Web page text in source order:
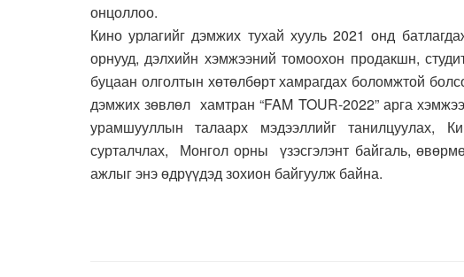
онцоллоо.
Кино урлагийг дэмжих тухай хууль 2021 онд
орнууд, дэлхийн хэмжээний томоохон продакшн,
буцаан олголтын хөтөлбөрт хамрагдах боломжтой
дэмжих зөвлөл хамтран “FAM TOUR-2022” арга
урамшууллын талаарх мэдээллийг танилцуулах,
сурталчлах, Монгол орны үзэсгэлэнт байгаль,
ажлыг энэ өдрүүдэд зохион байгуулж байна.